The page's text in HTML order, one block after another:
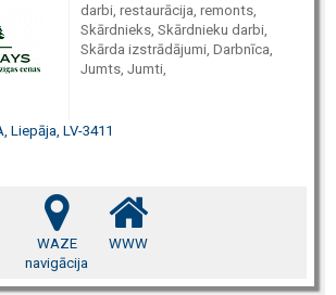
darbi, restaurācija, remonts,
Skārdnieks, Skārdnieku darbi,
Skārda izstrādājumi, Darbnīca,
Jumts, Jumti,
Liepāja, LV-3411
WAZE
navigācija
WWW